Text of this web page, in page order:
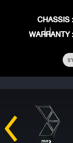
CHASSIS :
WARRANTY :
ร